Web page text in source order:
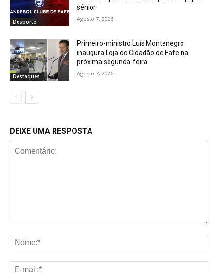
Desporto
sénior
Agosto 7, 2026
Destaques
Primeiro-ministro Luís Montenegro
inaugura Loja do Cidadão de Fafe na
próxima segunda-feira
Agosto 7, 2026
DEIXE UMA RESPOSTA